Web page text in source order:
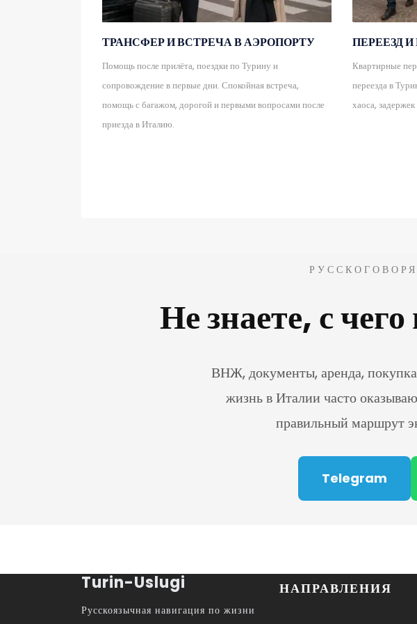
ТРАНСФЕР И ВСТРЕЧА В АЭРОПОРТУ
Помощь после прилёта, поездки по Турину и
сопровождение в первые дни. Спокойная встреча,
помощь с багажом, дорогой и первыми вопросами после
приезда в Италию.
ПЕРЕЕЗД
Квартирные
переезда в
хаоса,
Не знаете, с
ВНЖ, документы, аренда,
жизнь в Италии часто
правильный маршрут
Telegram
Turin-Uslugi
Русскоязычная навигация по жизни
НАПРАВЛЕНИЯ